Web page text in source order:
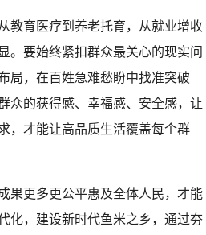
教育医疗到养老托育，从就业增收
。要始终紧扣群众最关心的现实问
局，在百姓急难愁盼中找准突破
众的获得感、幸福感、安全感，让
，才能让高品质生活覆盖每个群
果更多更公平惠及全体人民，才能
化，建设新时代鱼米之乡，通过夯